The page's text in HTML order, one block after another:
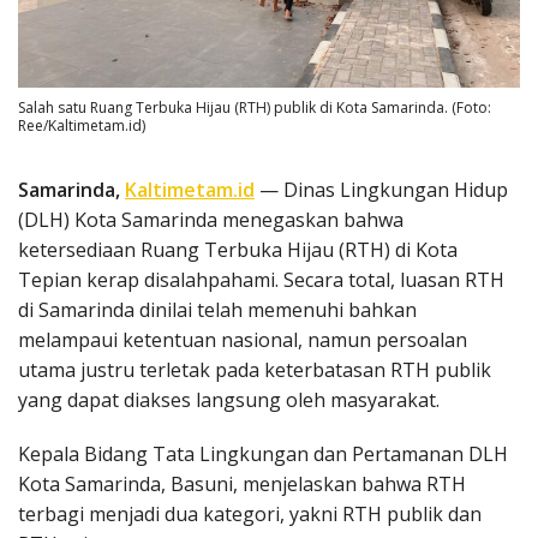
Salah satu Ruang Terbuka Hijau (RTH) publik di Kota Samarinda. (Foto:
Ree/Kaltimetam.id)
Samarinda, Kaltimetam.id — Dinas Lingkungan Hidup
(DLH) Kota Samarinda menegaskan bahwa
ketersediaan Ruang Terbuka Hijau (RTH) di Kota
Tepian kerap disalahpahami. Secara total, luasan RTH
di Samarinda dinilai telah memenuhi bahkan
melampaui ketentuan nasional, namun persoalan
utama justru terletak pada keterbatasan RTH publik
yang dapat diakses langsung oleh masyarakat.
Kepala Bidang Tata Lingkungan dan Pertamanan DLH
Kota Samarinda, Basuni, menjelaskan bahwa RTH
terbagi menjadi dua kategori, yakni RTH publik dan